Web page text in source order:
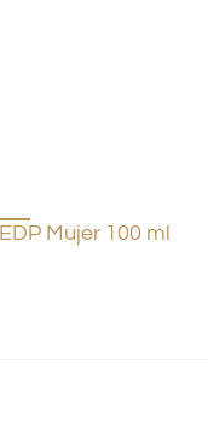
Mujer 100 ml